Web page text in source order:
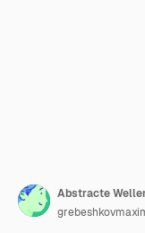
Abstracte